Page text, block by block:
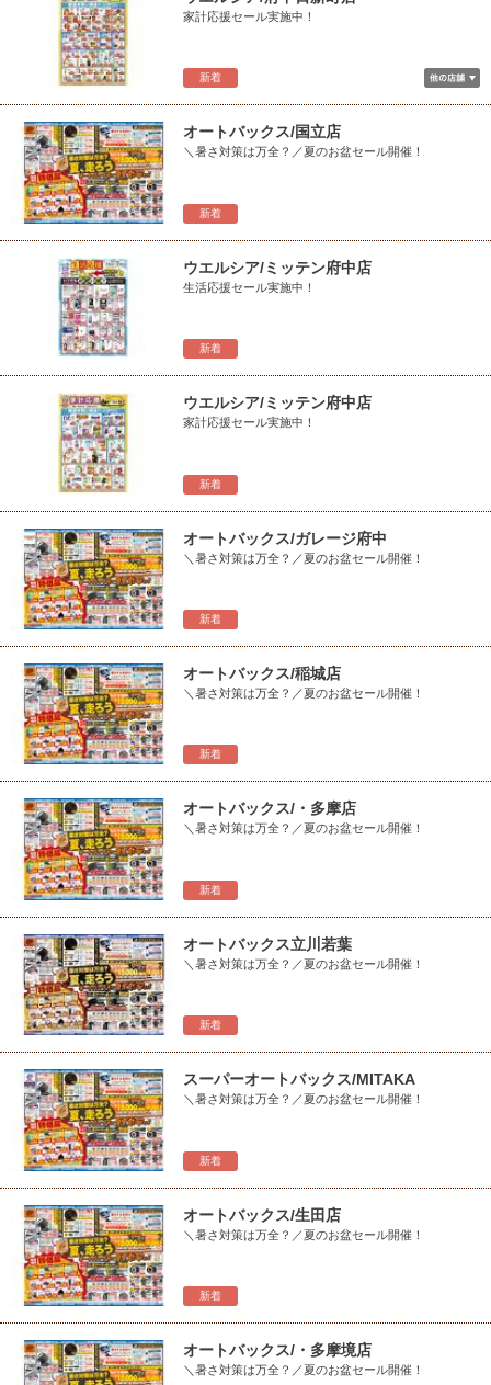
新着
家計応援セール実施中！
新着
オートバックス/国立店
＼暑さ対策は万全？／夏のお盆セール開催！
新着
ウエルシア/ミッテン府中店
生活応援セール実施中！
新着
ウエルシア/ミッテン府中店
家計応援セール実施中！
新着
オートバックス/ガレージ府中
＼暑さ対策は万全？／夏のお盆セール開催！
新着
オートバックス/稲城店
＼暑さ対策は万全？／夏のお盆セール開催！
新着
オートバックス/・多摩店
＼暑さ対策は万全？／夏のお盆セール開催！
新着
オートバックス立川若葉
＼暑さ対策は万全？／夏のお盆セール開催！
新着
スーパーオートバックス/MITAKA
＼暑さ対策は万全？／夏のお盆セール開催！
新着
オートバックス/生田店
＼暑さ対策は万全？／夏のお盆セール開催！
オートバックス/・多摩境店
＼暑さ対策は万全？／夏のお盆セール開催！